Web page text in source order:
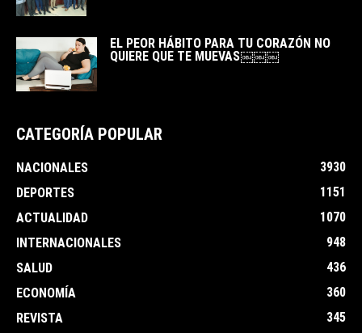
EL PEOR HÁBITO PARA TU CORAZÓN NO
QUIERE QUE TE MUEVAS￼￼￼
CATEGORÍA POPULAR
NACIONALES
3930
DEPORTES
1151
ACTUALIDAD
1070
INTERNACIONALES
948
SALUD
436
ECONOMÍA
360
REVISTA
345